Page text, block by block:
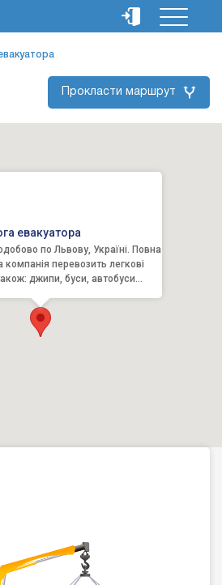
Прокласти маршрут
евакуатора
по Львову, Україні. Повна
компанія перевозить легкові
джипи, буси, автобуси